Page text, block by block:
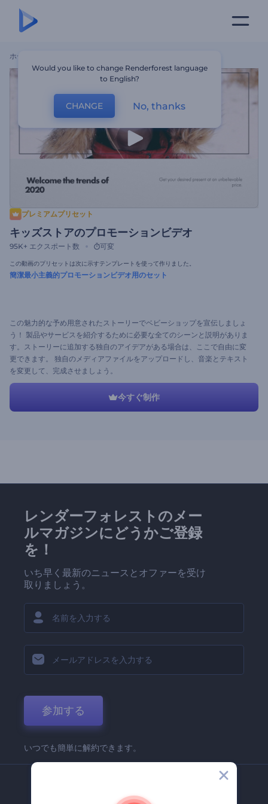
ホーム
プレミアムプリセット
キッズストアのプロモーションビデオ
95K+ エクスポート数 可変
この動画のプリセットは次に示すテンプレートを使って作りました。
簡潔最小主義的プロモーションビデオ用のセット
この魅力的な予め用意されたストーリーでベビーショップを宣伝しましょ
う！ 製品やサービスを紹介するために必要な全てのシーンと説明がありま
す。ストーリーに追加する独自のアイデアがある場合は、ここで自由に変
更できます。 独自のメディアファイルをアップロードし、音楽とテキスト
を変更して、完成させましょう。
今すぐ制作
レンダーフォレストのメー
ルマガジンにどうかご登録
を！
いち早く最新のニュースとオファーを受け
取りましょう。
参加する
いつでも簡単に解約できます。
Would you like to change Renderforest language
to English?
CHANGE No, thanks